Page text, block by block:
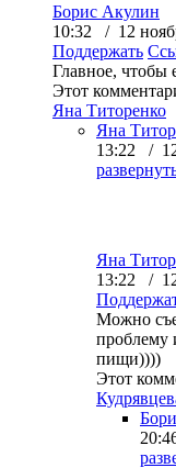
Борис Акулин
10:32 / 12
Поддержать
Главное, чтобы
Этот
Яна Титоренко
Яна
13:22 /
Яна
13:22 /
Можно
проблему
пищи))))
Этот